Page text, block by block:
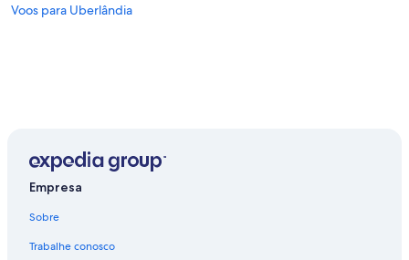
Voos para Uberlândia
Empresa
Sobre
Trabalhe conosco